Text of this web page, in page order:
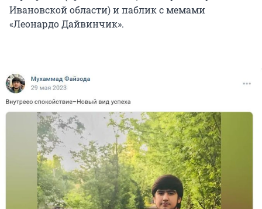
Ивановской области) и паблик с мемами
«Леонардо Дайвинчик».